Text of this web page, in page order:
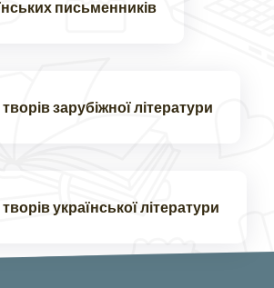
письменників
творів зарубіжної літератури
творів української літератури